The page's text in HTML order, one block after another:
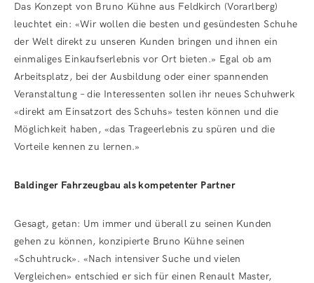
Das Konzept von Bruno Kühne aus Feldkirch (Vorarlberg)
leuchtet ein: «Wir wollen die besten und gesündesten Schuhe
der Welt direkt zu unseren Kunden bringen und ihnen ein
einmaliges Einkaufserlebnis vor Ort bieten.» Egal ob am
Arbeitsplatz, bei der Ausbildung oder einer spannenden
Veranstaltung – die Interessenten sollen ihr neues Schuhwerk
«direkt am Einsatzort des Schuhs» testen können und die
Möglichkeit haben, «das Trageerlebnis zu spüren und die
Vorteile kennen zu lernen.»
Baldinger Fahrzeugbau als kompetenter Partner
Gesagt, getan: Um immer und überall zu seinen Kunden
gehen zu können, konzipierte Bruno Kühne seinen
«Schuhtruck». «Nach intensiver Suche und vielen
Vergleichen» entschied er sich für einen Renault Master,